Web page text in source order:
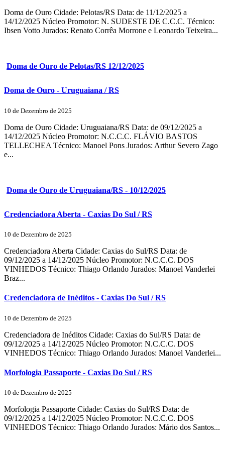
Doma de Ouro Cidade: Pelotas/RS Data: de 11/12/2025 a
14/12/2025 Núcleo Promotor: N. SUDESTE DE C.C.C. Técnico:
Ibsen Votto Jurados: Renato Corrêa Morrone e Leonardo Teixeira...
Doma de Ouro de Pelotas/RS 12/12/2025
Doma de Ouro - Uruguaiana / RS
10 de Dezembro de 2025
Doma de Ouro Cidade: Uruguaiana/RS Data: de 09/12/2025 a
14/12/2025 Núcleo Promotor: N.C.C.C. FLÁVIO BASTOS
TELLECHEA Técnico: Manoel Pons Jurados: Arthur Severo Zago
e...
Doma de Ouro de Uruguaiana/RS - 10/12/2025
Credenciadora Aberta - Caxias Do Sul / RS
10 de Dezembro de 2025
Credenciadora Aberta Cidade: Caxias do Sul/RS Data: de
09/12/2025 a 14/12/2025 Núcleo Promotor: N.C.C.C. DOS
VINHEDOS Técnico: Thiago Orlando Jurados: Manoel Vanderlei
Braz...
Credenciadora de Inéditos - Caxias Do Sul / RS
10 de Dezembro de 2025
Credenciadora de Inéditos Cidade: Caxias do Sul/RS Data: de
09/12/2025 a 14/12/2025 Núcleo Promotor: N.C.C.C. DOS
VINHEDOS Técnico: Thiago Orlando Jurados: Manoel Vanderlei...
Morfologia Passaporte - Caxias Do Sul / RS
10 de Dezembro de 2025
Morfologia Passaporte Cidade: Caxias do Sul/RS Data: de
09/12/2025 a 14/12/2025 Núcleo Promotor: N.C.C.C. DOS
VINHEDOS Técnico: Thiago Orlando Jurados: Mário dos Santos...